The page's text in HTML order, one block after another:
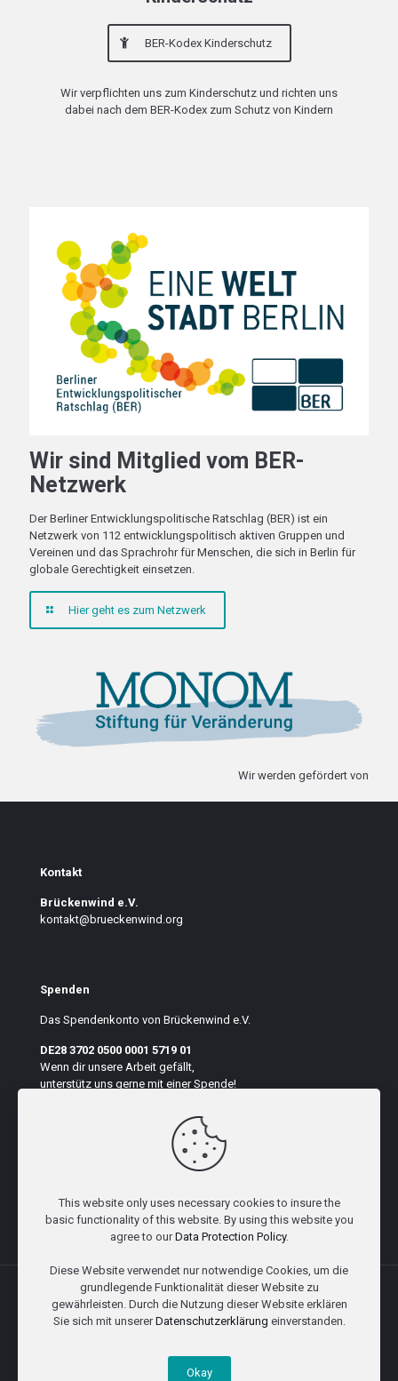
BER-Kodex Kinderschutz
Wir verpflichten uns zum Kinderschutz und richten uns
dabei nach dem BER-Kodex zum Schutz von Kindern
Wir sind Mitglied vom BER-
Netzwerk
Der Berliner Entwicklungspolitische Ratschlag (BER) ist ein
Netzwerk von 112 entwicklungspolitisch aktiven Gruppen und
Vereinen und das Sprachrohr für Menschen, die sich in Berlin für
globale Gerechtigkeit einsetzen.
Hier geht es zum Netzwerk
Wir werden gefördert von
Kontakt
Brückenwind e.V.
kontakt@brueckenwind.org
Spenden
Das Spendenkonto von Brückenwind e.V.
DE28 3702 0500 0001 5719 01
Wenn dir unsere Arbeit gefällt,
unterstütz uns gerne mit einer Spende!
This website only uses necessary cookies to insure the
basic functionality of this website. By using this website you
agree to ourData Protection Policy.
Diese Website verwendet nur notwendige Cookies, um die
grundlegende Funktionalität dieser Website zu
gewährleisten. Durch die Nutzung dieser Website erklären
Sie sich mit unsererDatenschutzerklärung einverstanden.
Okay